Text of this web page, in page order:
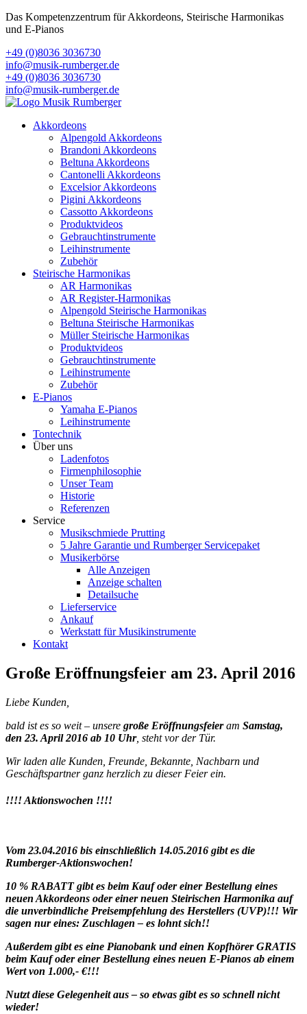
Das Kompetenzzentrum für Akkordeons, Steirische Harmonikas
und E-Pianos
+49 (0)8036 3036730
info@musik-rumberger.de
+49 (0)8036 3036730
info@musik-rumberger.de
Akkordeons
Alpengold Akkordeons
Brandoni Akkordeons
Beltuna Akkordeons
Cantonelli Akkordeons
Excelsior Akkordeons
Pigini Akkordeons
Cassotto Akkordeons
Produktvideos
Gebrauchtinstrumente
Leihinstrumente
Zubehör
Steirische Harmonikas
AR Harmonikas
AR Register-Harmonikas
Alpengold Steirische Harmonikas
Beltuna Steirische Harmonikas
Müller Steirische Harmonikas
Produktvideos
Gebrauchtinstrumente
Leihinstrumente
Zubehör
E-Pianos
Yamaha E-Pianos
Leihinstrumente
Tontechnik
Über uns
Ladenfotos
Firmenphilosophie
Unser Team
Historie
Referenzen
Service
Musikschmiede Prutting
5 Jahre Garantie und Rumberger Servicepaket
Musikerbörse
Alle Anzeigen
Anzeige schalten
Detailsuche
Lieferservice
Ankauf
Werkstatt für Musikinstrumente
Kontakt
Große Eröffnungsfeier am 23. April 2016
Liebe Kunden,
bald ist es so weit – unsere große Eröffnungsfeieram Samstag,
den 23. April 2016 ab 10 Uhr, steht vor der Tür.
Wir laden alle Kunden, Freunde, Bekannte, Nachbarn und
Geschäftspartner ganz herzlich zu dieser Feier ein.
!!!! Aktionswochen !!!!
Vom 23.04.2016 bis einschließlich 14.05.2016 gibt es die
Rumberger-Aktionswochen!
10 % RABATT gibt es beim Kauf oder einer Bestellung eines
neuen Akkordeons oder einer neuen Steirischen Harmonika auf
die unverbindliche Preisempfehlung des Herstellers (UVP)!!! Wir
sagen nur eines: Zuschlagen – es lohnt sich!!
Außerdem gibt es eine Pianobank und einen Kopfhörer GRATIS
beim Kauf oder einer Bestellung eines neuen E-Pianos ab einem
Wert von 1.000,- €!!!
Nutzt diese Gelegenheit aus – so etwas gibt es so schnell nicht
wieder!